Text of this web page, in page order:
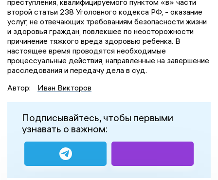
преступления, квалифицируемого пунктом «в» части
второй статьи 238 Уголовного кодекса РФ, - оказание
услуг, не отвечающих требованиям безопасности жизни
и здоровья граждан, повлекшее по неосторожности
причинение тяжкого вреда здоровью ребенка. В
настоящее время проводятся необходимые
процессуальные действия, направленные на завершение
расследования и передачу дела в суд.
Автор:
Иван Викторов
Подписывайтесь, чтобы первыми
узнавать о важном: